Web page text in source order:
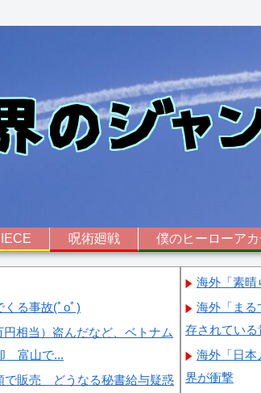
呪術廻戦 僕のヒーローア
る事故(ﾟoﾟ)
相当）盗んだなど、ベトナム
富山で...
で販売 どうなる秘書給与疑惑
海外「素晴
海外「ま
存されている
海外「日本
界が衝撃